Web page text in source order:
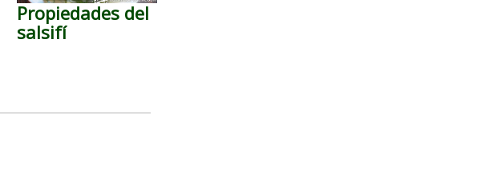
Propiedades del
salsifí